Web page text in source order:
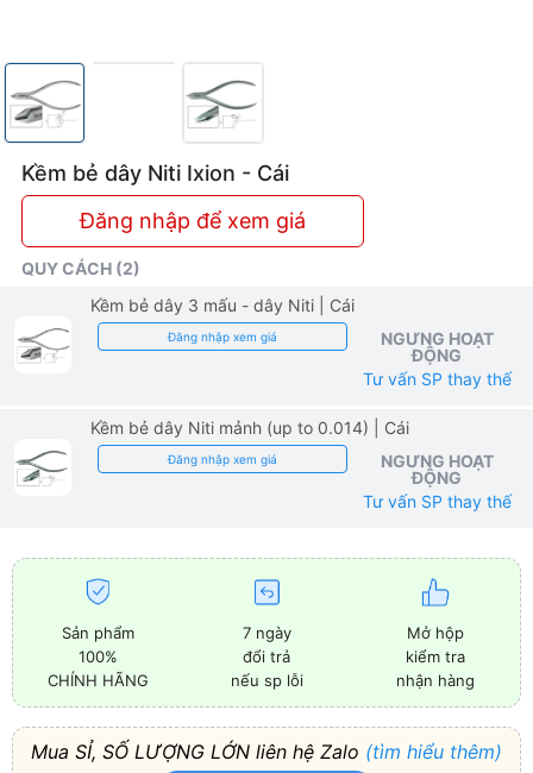
Kềm bẻ dây Niti Ixion - Cái
Đăng nhập để xem giá
QUY CÁCH (2)
Kềm bẻ dây 3 mấu - dây Niti
| Cái
Đăng nhập xem giá
NGƯNG HOẠT
ĐỘNG
Tư vấn SP thay thế
Kềm bẻ dây Niti mảnh (up to 0.014) | Cái
Đăng nhập xem giá
NGƯNG HOẠT
ĐỘNG
Tư vấn SP thay thế
Sản phẩm
100%
CHÍNH HÃNG
7 ngày
đổi trả
nếu sp lỗi
Mở hộp
kiểm tra
nhận hàng
Mua SỈ, SỐ LƯỢNG LỚN liên hệ Zalo (tìm hiểu thêm)